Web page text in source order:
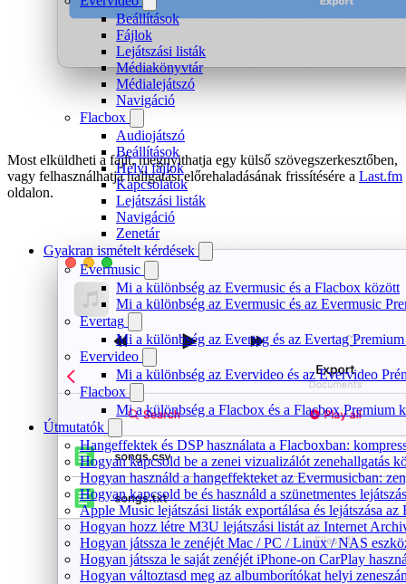
Beállítások
Fájlok
Lejátszási listák
Médiakönyvtár
Médialejátszó
Navigáció
Flacbox
Audiojátszó
Beállítások
Helyi fájlok
Kapcsolatok
Lejátszási listák
Navigáció
Zenetár
Gyakran ismételt kérdések
Evermusic
Mi a különbség az Evermusic és a Flacbox között
Mi a különbség az Evermusic és az Evermusic
Evertag
Mi a különbség az Evertag és az Evertag
Evervideo
Mi a különbség az Evervideo és az Evervideo
Flacbox
Mi a különbség a Flacbox és a Flacbox Premium
Útmutatók
Hangeffektek és DSP használata a Flacboxban:
Hogyan kapcsold be a zenei vizualizálót zenehallgatás
Hogyan használd a hangeffekteket az Evermusicban:
Hogyan kapcsold be és használd a szünetmentes
Apple Music lejátszási listák exportálása és lejátszása
Hogyan hozz létre M3U lejátszási listát az Internet
Hogyan játssza le zenéjét Mac / PC / Linux / NAS
Hogyan játssza le saját zenéjét iPhone-on CarPlay
Hogyan változtasd meg az albumborítókat helyi
Most elküldheti a fájlt, megnyithatja egy külső szövegszerkesztőben,
vagy felhasználhatja hallgatási előrehaladásának frissítésére a Last.fm
oldalon.